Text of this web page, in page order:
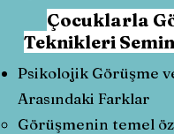
Çocuklarla
Teknikleri
Psikolojik Görüşme
Arasındaki Farklar
Görüşmenin temel